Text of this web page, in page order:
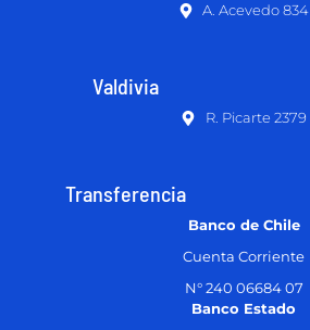
A. Acevedo 834
Valdivia
R. Picarte 2379
Transferencia
Banco de Chile
Cuenta Corriente
N° 240 06684 07
Banco Estado